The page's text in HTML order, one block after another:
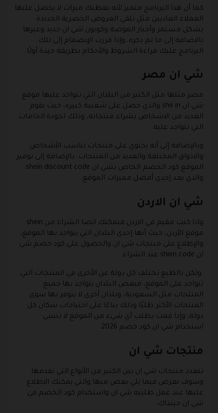
كما أن هذا البرنامج متميز لأنه يعطيك ميزات لا يحصل عليها
العملاء العاديين مثل تلقي العروض الحصرية الجديدة
بشكل مستمر وأخبار الموضة وكوبون شي ان جديد وغيرها
بالاضافه إلى ما تم ذكره، وإذا قررت الإنضمام إلى تلك
البرنامج عليك قراءة الشروط والأحكام بطريقة جيدة أولًا.
شي ان مصر
مصر مثلها مثل الكثير من البلدان التي تتواجد عليها موقع
شي ان she in والذي حصل على شعبية كبيره، حيث يقوم
العديد من الاشخاص بشراء منتجاته، وذلك لجودة الخامات
التي تتواجد عليه.
وبالإضافة إلى أنه يحتوي على منتجات تناسب الأشخاص
والاذواق المختلفة والعديد من المنتجات، بالإضافة إلى توفير
الموقع كود الخصم الخاص بشي ان shein discount code
والذي يعد إحدى أفضل مميزات الموقع.
شي ان الاردن
واذا كنت مقيم في الاردن فيمكنك ايضا الشراء من shein
موقع الأردن، حيث أنها إحدى البلدان التي يتواجد بها الموقع،
والإطلاع على منتجات شي ان والحصول على كود خصم شي
ان shien code عند الشراء.
ولكن بالطبع تختلف كل دولة عن الأخرى في المنتجات التي
تتواجد على الموقع، فبعض البلدان يتواجد بها جميع
المنتجات مثل السعودية، وبلدان أخرى لا يتوفر بها سوى
المنتجات الأكثر طلبًا وذلك بناءًا على احتياجات سكان كل
دولة، وإذا قمت بطلب أي شيء من الموقع لا تنسى
استخدام شي ان كود خصم 2026.
منتجات شي ان
تتعدد منتجات شي ان بين الكثير من الأنواع التي تقدمها
وسوف نعرض فيما يلي بعض منها والتي يمكنك الاطلاع
عليها عند عمل طلبيه شي ان واستخدام كود الخصم في
شي ان حينذاك.